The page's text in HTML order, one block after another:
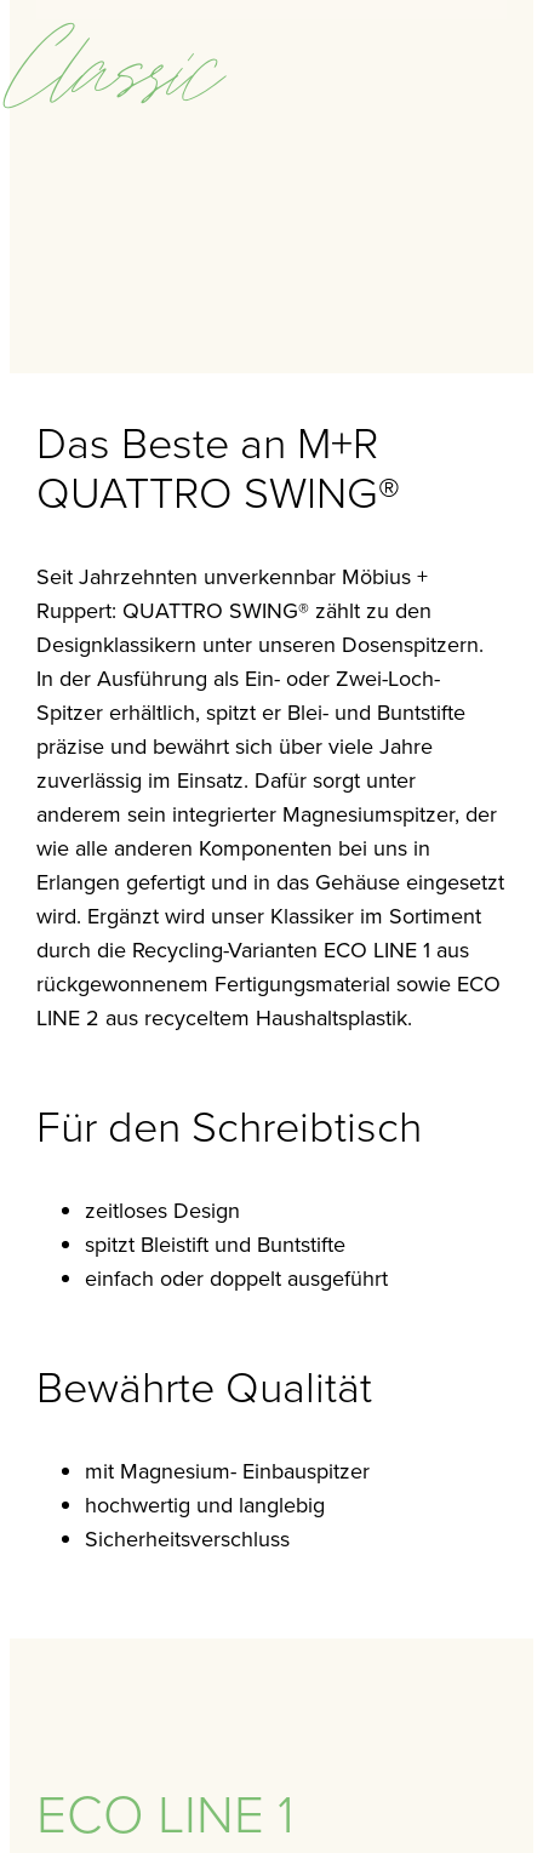
Classic
Das Beste an M+R
QUATTRO SWING®
Seit Jahrzehnten unverkennbar Möbius +
Ruppert: QUATTRO SWING® zählt zu den
Designklassikern unter unseren Dosenspitzern.
In der Ausführung als Ein- oder Zwei-Loch-
Spitzer erhältlich, spitzt er Blei- und Buntstifte
präzise und bewährt sich über viele Jahre
zuverlässig im Einsatz. Dafür sorgt unter
anderem sein integrierter Magnesiumspitzer, der
wie alle anderen Komponenten bei uns in
Erlangen gefertigt und in das Gehäuse eingesetzt
wird. Ergänzt wird unser Klassiker im Sortiment
durch die Recycling-Varianten ECO LINE 1 aus
rückgewonnenem Fertigungsmaterial sowie ECO
LINE 2 aus recyceltem Haushaltsplastik.
Für den Schreibtisch
zeitloses Design
spitzt Bleistift und Buntstifte
einfach oder doppelt ausgeführt
Bewährte Qualität
mit Magnesium- Einbauspitzer
hochwertig und langlebig
Sicherheitsverschluss
ECO LINE 1